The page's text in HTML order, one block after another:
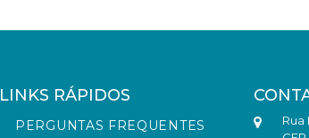
LINKS RÁPIDOS
PERGUNTAS FREQUENTES
Rua